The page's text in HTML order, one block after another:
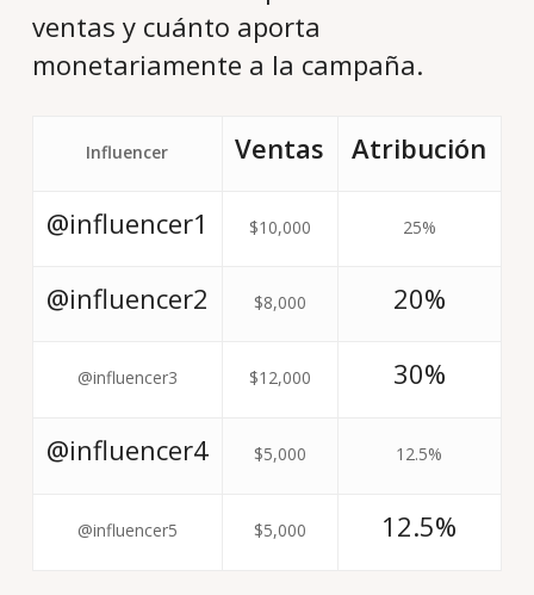
ventas y cuánto aporta
monetariamente a la campaña.
Influencer Ventas Atribución
@influencer1 $10,000 25%
@influencer2 $8,000 20%
@influencer3 $12,000 30%
@influencer4 $5,000 12.5%
@influencer5 $5,000 12.5%